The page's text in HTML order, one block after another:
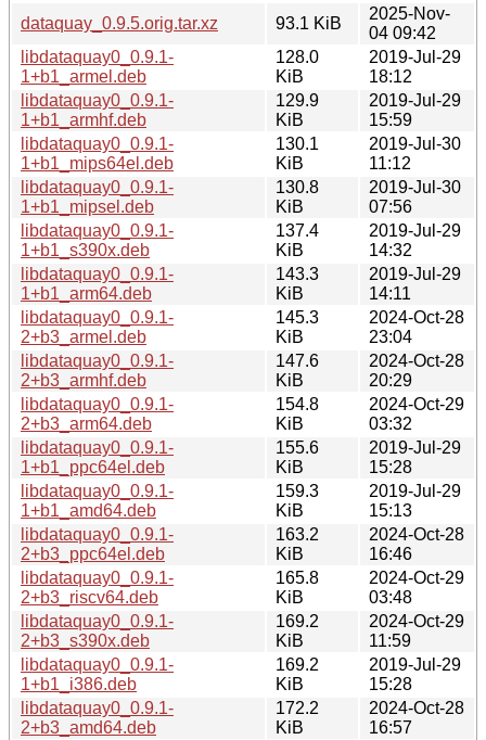
dataquay_0.9.5.orig.tar.xz
93.1 KiB
2025-Nov-
04 09:42
libdataquay0_0.9.1-
1+b1_armel.deb
128.0
KiB
2019-Jul-29
18:12
libdataquay0_0.9.1-
1+b1_armhf.deb
129.9
KiB
2019-Jul-29
15:59
libdataquay0_0.9.1-
1+b1_mips64el.deb
130.1
KiB
2019-Jul-30
11:12
libdataquay0_0.9.1-
1+b1_mipsel.deb
130.8
KiB
2019-Jul-30
07:56
libdataquay0_0.9.1-
1+b1_s390x.deb
137.4
KiB
2019-Jul-29
14:32
libdataquay0_0.9.1-
1+b1_arm64.deb
143.3
KiB
2019-Jul-29
14:11
libdataquay0_0.9.1-
2+b3_armel.deb
145.3
KiB
2024-Oct-28
23:04
libdataquay0_0.9.1-
2+b3_armhf.deb
147.6
KiB
2024-Oct-28
20:29
libdataquay0_0.9.1-
2+b3_arm64.deb
154.8
KiB
2024-Oct-29
03:32
libdataquay0_0.9.1-
1+b1_ppc64el.deb
155.6
KiB
2019-Jul-29
15:28
libdataquay0_0.9.1-
1+b1_amd64.deb
159.3
KiB
2019-Jul-29
15:13
libdataquay0_0.9.1-
2+b3_ppc64el.deb
163.2
KiB
2024-Oct-28
16:46
libdataquay0_0.9.1-
2+b3_riscv64.deb
165.8
KiB
2024-Oct-29
03:48
libdataquay0_0.9.1-
2+b3_s390x.deb
169.2
KiB
2024-Oct-29
11:59
libdataquay0_0.9.1-
1+b1_i386.deb
169.2
KiB
2019-Jul-29
15:28
libdataquay0_0.9.1-
2+b3_amd64.deb
172.2
KiB
2024-Oct-28
16:57